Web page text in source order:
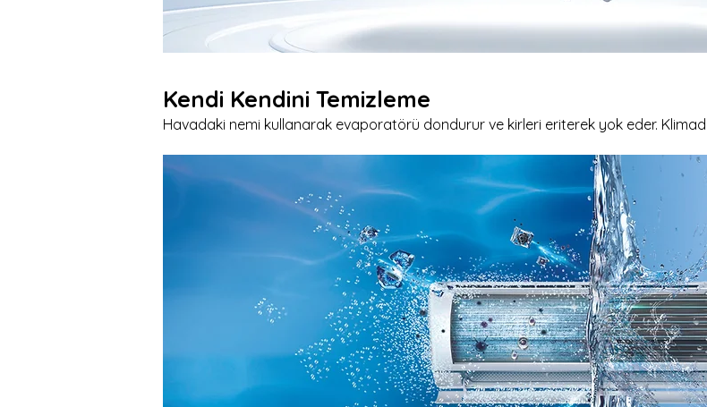
Kendi Kendini Temizleme
Havadaki nemi kullanarak evaporatörü dondurur ve kirleri eriterek yok eder.